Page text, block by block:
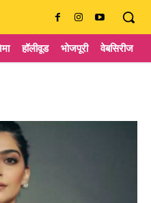
हॉलीवूड भोजपूरी वेबसिरीज